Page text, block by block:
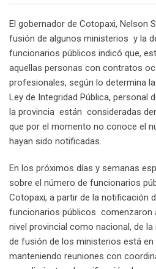
El gobernador de Cotopaxi, Nelson
fusión de algunos ministerios y la
funcionarios públicos indicó que,
aquellas personas con contratos
profesionales, según lo determina
Ley de Integridad Pública, personal
la provincia están consideradas
que por el momento no conoce el
hayan sido notificadas.
En los próximos días y semanas
sobre el número de funcionarios
Cotopaxi, a partir de la notificación
funcionarios públicos comenzaron
nivel provincial como nacional, de
de fusión de los ministerios está
manteniendo reuniones con